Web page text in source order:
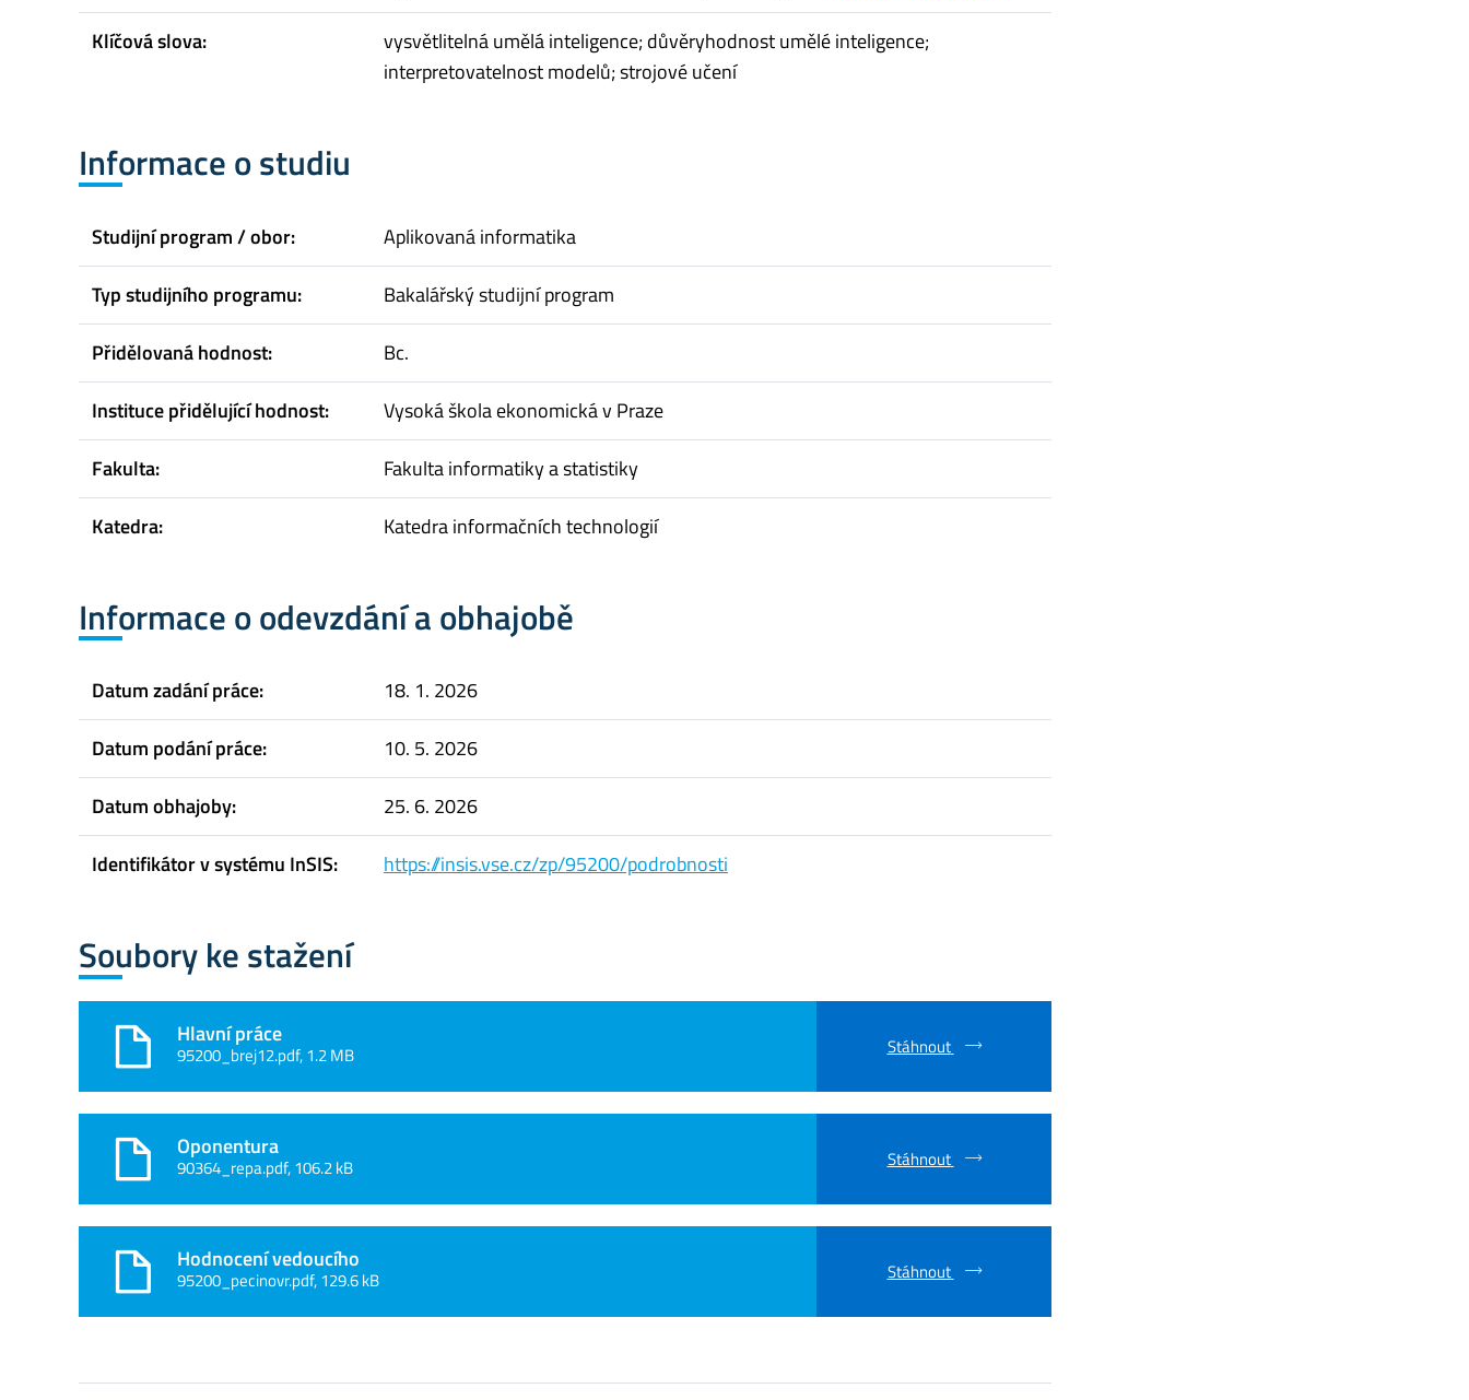
Klíčová slova:
vysvětlitelná umělá inteligence; důvěryhodnost umělé inteligence;
interpretovatelnost modelů; strojové učení
Informace o studiu
Studijní program / obor:
Aplikovaná informatika
Typ studijního programu:
Bakalářský studijní program
Přidělovaná hodnost:
Bc.
Instituce přidělující hodnost:
Vysoká škola ekonomická v Praze
Fakulta:
Fakulta informatiky a statistiky
Katedra:
Katedra informačních technologií
Informace o odevzdání a obhajobě
Datum zadání práce:
18. 1. 2026
Datum podání práce:
10. 5. 2026
Datum obhajoby:
25. 6. 2026
Identifikátor v systému InSIS:
https://insis.vse.cz/zp/95200/podrobnosti
Soubory ke stažení
Hlavní práce
95200_brej12.pdf, 1.2 MB Stáhnout
Oponentura
90364_repa.pdf, 106.2 kB Stáhnout
Hodnocení vedoucího
95200_pecinovr.pdf, 129.6 kB Stáhnout